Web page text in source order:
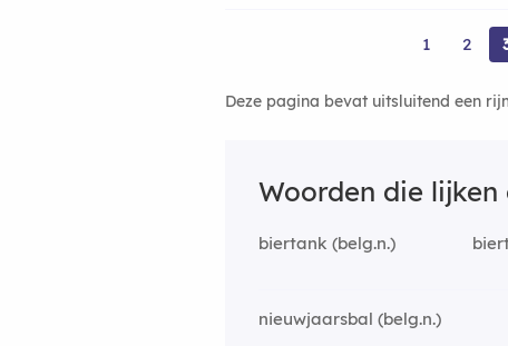
1 2
Deze pagina bevat uitsluitend een
Woorden die lijken
biertank (belg.n.)
nieuwjaarsbal (belg.n.)